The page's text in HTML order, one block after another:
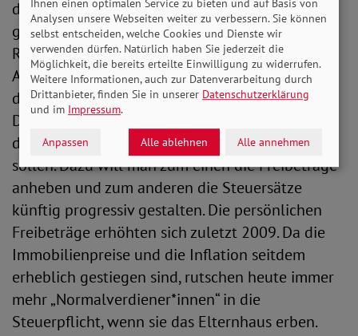
der Fortbestand von Unternehmen nicht
gefährdet ist – ein Vorwurf, den
Reformgegner*innen häufig ins Feld führen.
Angedacht sind großzügige Stundungsmodelle,
die sich über Jahre erstrecken.
Das Reformpapier enthält weitere Regelungen,
die kleinere und mittlere Erbschaften entlasten
sollen. Dazu will man zum einen die Freibeträge
anheben und zum anderen die Steuersätze
künftig progressiv gestalten. Die persönlichen
Freibeträge erhöhten sich zuletzt 2009. Da die
Immobilienpreise und die Inflation seitdem
erheblich gestiegen sind, rutschen heute immer
mehr „Normalverdiener*innen“ in die
Steuerpflicht, wenn sie das Elternhaus erben.
Ihnen einen optimalen Service zu bieten und auf Basis von
Analysen unsere Webseiten weiter zu verbessern. Sie können
selbst entscheiden, welche Cookies und Dienste wir
verwenden dürfen. Natürlich haben Sie jederzeit die
Möglichkeit, die bereits erteilte Einwilligung zu widerrufen.
Weitere Informationen, auch zur Datenverarbeitung durch
Drittanbieter, finden Sie in unserer Datenschutzerklärung
und im Impressum.
Anpassen Alle ablehnen Alle annehmen